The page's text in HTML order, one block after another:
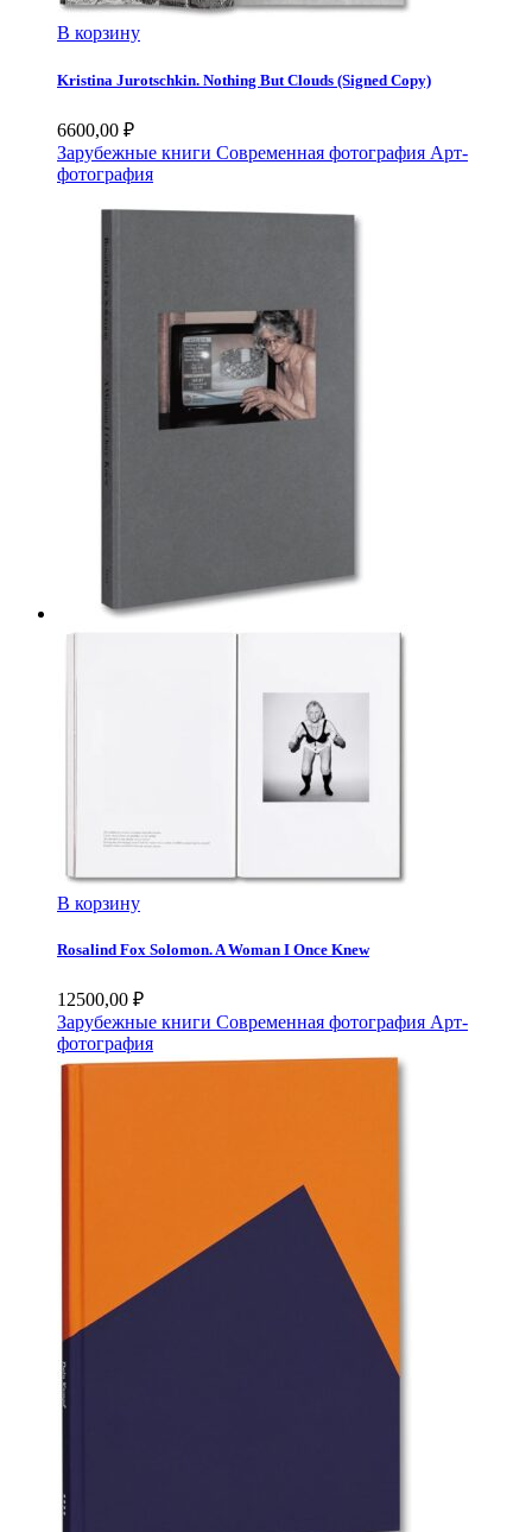
В корзину
Kristina Jurotschkin. Nothing But Clouds (Signed Copy)
6600,00 ₽
Зарубежные книги Современная фотография Арт-
фотография
В корзину
Rosalind Fox Solomon. A Woman I Once Knew
12500,00 ₽
Зарубежные книги Современная фотография Арт-
фотография